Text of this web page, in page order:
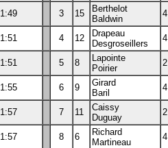
1:49 3 15
Berthelot
Baldwin
4
1:51 4 12
Drapeau
Desgroseillers
4
1:51 5 8
Lapointe
Poirier
2
1:55 6 9
Girard
Baril
4
1:57 7 11
Caissy
Duguay
2
1:57 8 6
Richard
Martineau
4